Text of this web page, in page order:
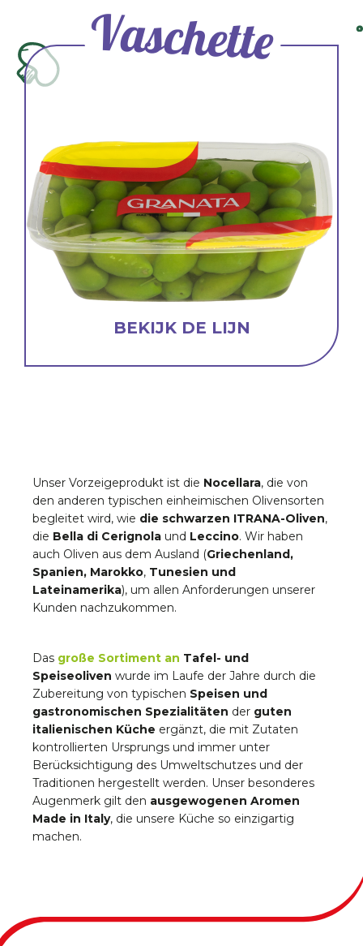
Vaschette
BEKIJK DE LIJN
Unser Vorzeigeprodukt ist die Nocellara, die von
den anderen typischen einheimischen Olivensorten
begleitet wird, wie die schwarzen ITRANA-Oliven,
die Bella di Cerignola und Leccino. Wir haben
auch Oliven aus dem Ausland (Griechenland,
Spanien, Marokko, Tunesien und
Lateinamerika), um allen Anforderungen unserer
Kunden nachzukommen.
Das große Sortiment an Tafel- und
Speiseoliven wurde im Laufe der Jahre durch die
Zubereitung von typischen Speisen und
gastronomischen Spezialitäten der guten
italienischen Küche ergänzt, die mit Zutaten
kontrollierten Ursprungs und immer unter
Berücksichtigung des Umweltschutzes und der
Traditionen hergestellt werden. Unser besonderes
Augenmerk gilt den ausgewogenen Aromen
Made in Italy, die unsere Küche so einzigartig
machen.